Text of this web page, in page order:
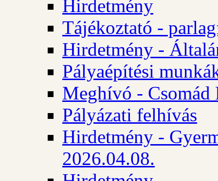
Hirdetmény
Tájékoztató -
Hirdetmény -
Pályaépítési
Meghívó - Csomád
Pályázati felhívás
Hirdetmény -
2026.04.08.